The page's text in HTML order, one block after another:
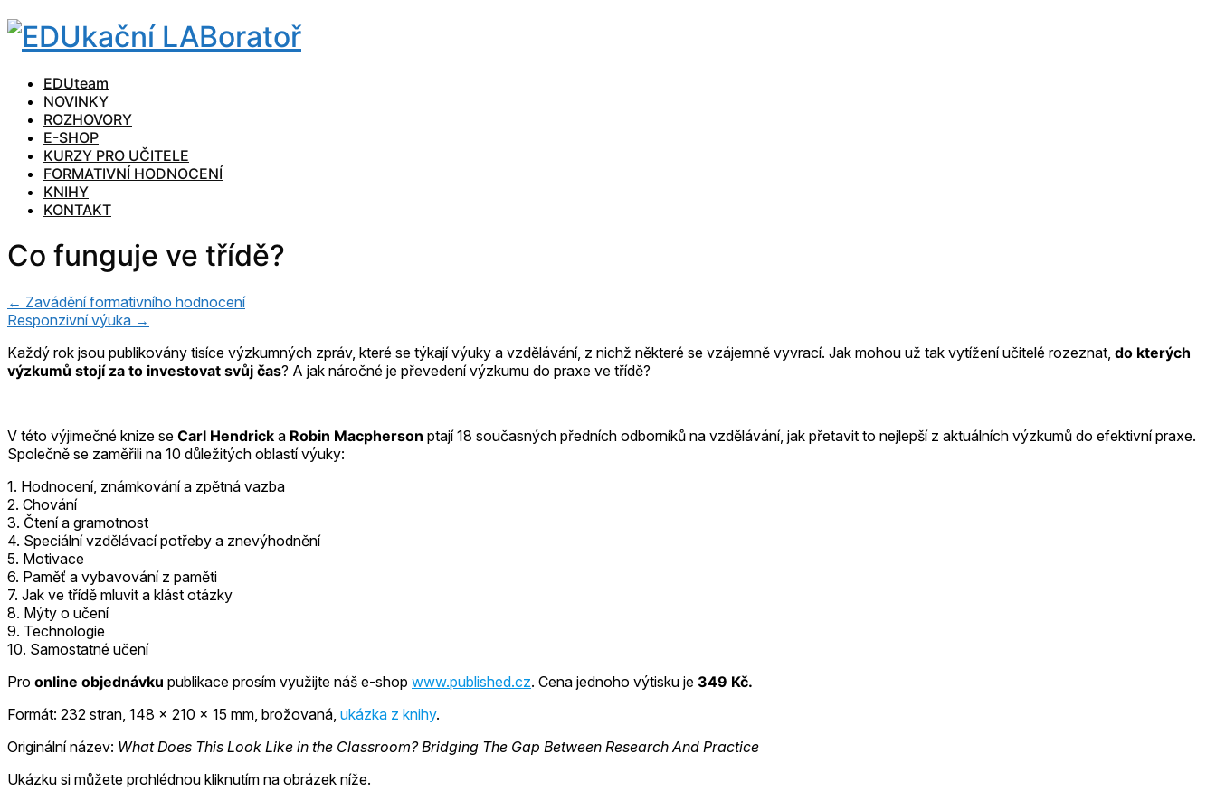
EDUteam
NOVINKY
ROZHOVORY
E-SHOP
KURZY PRO UČITELE
FORMATIVNÍ HODNOCENÍ
KNIHY
KONTAKT
Co funguje ve třídě?
← Zavádění formativního hodnocení
Responzivní výuka →
Každý rok jsou publikovány tisíce výzkumných zpráv, které se týkají výuky a vzdělávání, z nichž některé se vzájemně vyvrací. Jak mohou už tak vytížení učitelé rozeznat, do kterých
výzkumů stojí za to investovat svůj čas? A jak náročné je převedení výzkumu do praxe ve třídě?
V této výjimečné knize se Carl Hendrick a Robin Macpherson ptají 18 současných předních odborníků na vzdělávání, jak přetavit to nejlepší z aktuálních výzkumů do efektivní praxe.
Společně se zaměřili na 10 důležitých oblastí výuky:
1. Hodnocení, známkování a zpětná vazba
2. Chování
3. Čtení a gramotnost
4. Speciální vzdělávací potřeby a znevýhodnění
5. Motivace
6. Paměť a vybavování z paměti
7. Jak ve třídě mluvit a klást otázky
8. Mýty o učení
9. Technologie
10. Samostatné učení
Pro online objednávku publikace prosím využijte náš e-shop www.published.cz. Cena jednoho výtisku je 349 Kč.
Formát: 232 stran, 148 x 210 x 15 mm, brožovaná, ukázka z knihy.
Originální název: What Does This Look Like in the Classroom? Bridging The Gap Between Research And Practice
Ukázku si můžete prohlédnou kliknutím na obrázek níže.